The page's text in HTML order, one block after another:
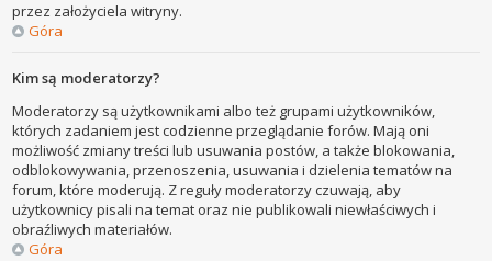
przez założyciela witryny.
Góra
Kim są moderatorzy?
Moderatorzy są użytkownikami albo też grupami użytkowników,
których zadaniem jest codzienne przeglądanie forów. Mają oni
możliwość zmiany treści lub usuwania postów, a także blokowania,
odblokowywania, przenoszenia, usuwania i dzielenia tematów na
forum, które moderują. Z reguły moderatorzy czuwają, aby
użytkownicy pisali na temat oraz nie publikowali niewłaściwych i
obraźliwych materiałów.
Góra